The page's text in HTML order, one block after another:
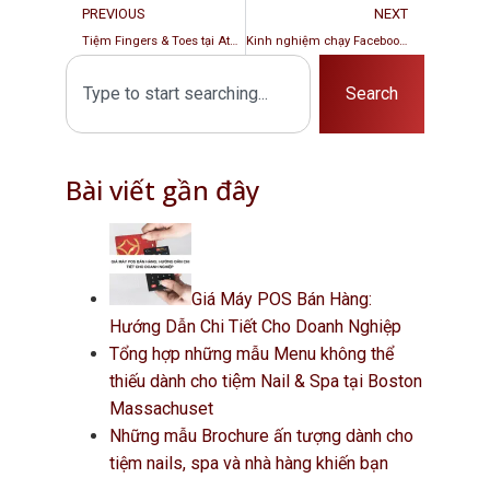
PREVIOUS
Tiệm Fingers & Toes tại Atmassachusetts, USA thiết kế & in ấn tại EMS
NEXT
Kinh nghiệm chạy Facebook Ads: Mẹo và câu hỏi thường gặp
Search
Bài viết gần đây
Giá Máy POS Bán Hàng:
Hướng Dẫn Chi Tiết Cho Doanh Nghiệp
Tổng hợp những mẫu Menu không thể
thiếu dành cho tiệm Nail & Spa tại Boston
Massachuset
Những mẫu Brochure ấn tượng dành cho
tiệm nails, spa và nhà hàng khiến bạn